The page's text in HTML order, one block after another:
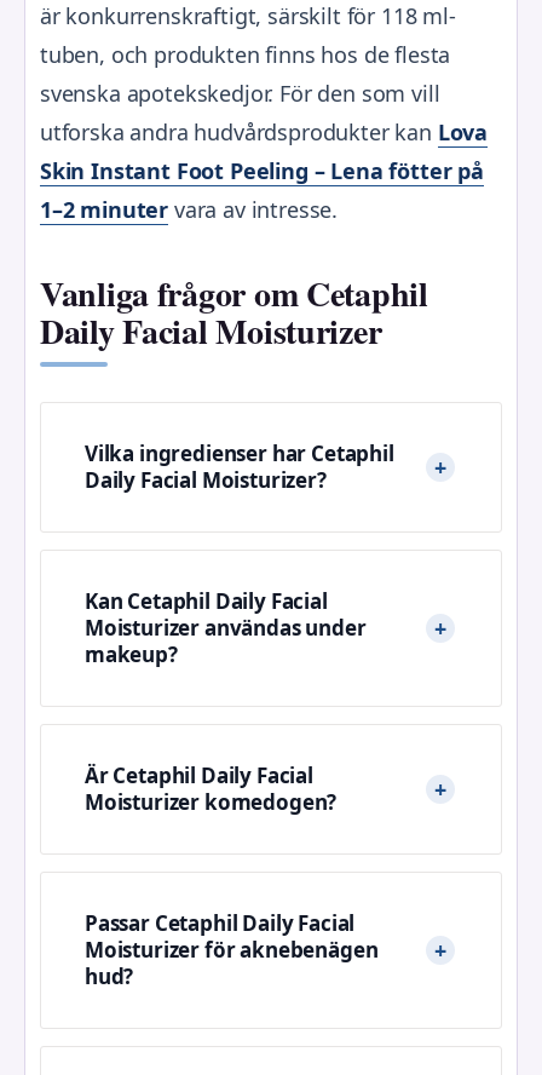
är konkurrenskraftigt, särskilt för 118 ml-
tuben, och produkten finns hos de flesta
svenska apotekskedjor. För den som vill
utforska andra hudvårdsprodukter kan Lova
Skin Instant Foot Peeling – Lena fötter på
1–2 minuter vara av intresse.
Vanliga frågor om Cetaphil
Daily Facial Moisturizer
Vilka ingredienser har Cetaphil
Daily Facial Moisturizer?
Kan Cetaphil Daily Facial
Moisturizer användas under
makeup?
Är Cetaphil Daily Facial
Moisturizer komedogen?
Passar Cetaphil Daily Facial
Moisturizer för aknebenägen
hud?